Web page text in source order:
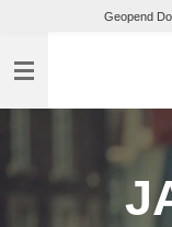
naar
de
Geopend